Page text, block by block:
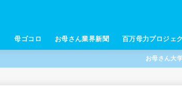
母ゴコロ お母さん業界新聞 百万母力プロジェ
お母さん大